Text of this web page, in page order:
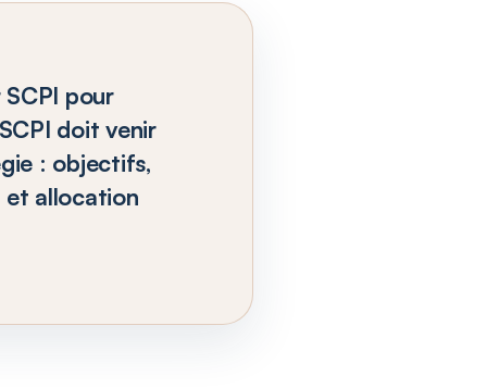
pour
doit venir
: objectifs,
et allocation